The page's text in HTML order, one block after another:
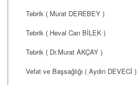
Tebrik ( Murat DEREBEY )
Tebrik ( Heval Can BİLEK )
Tebrik ( Dr.Murat AKÇAY )
Vefat ve Başsağlığı ( Aydın DEVECİ )